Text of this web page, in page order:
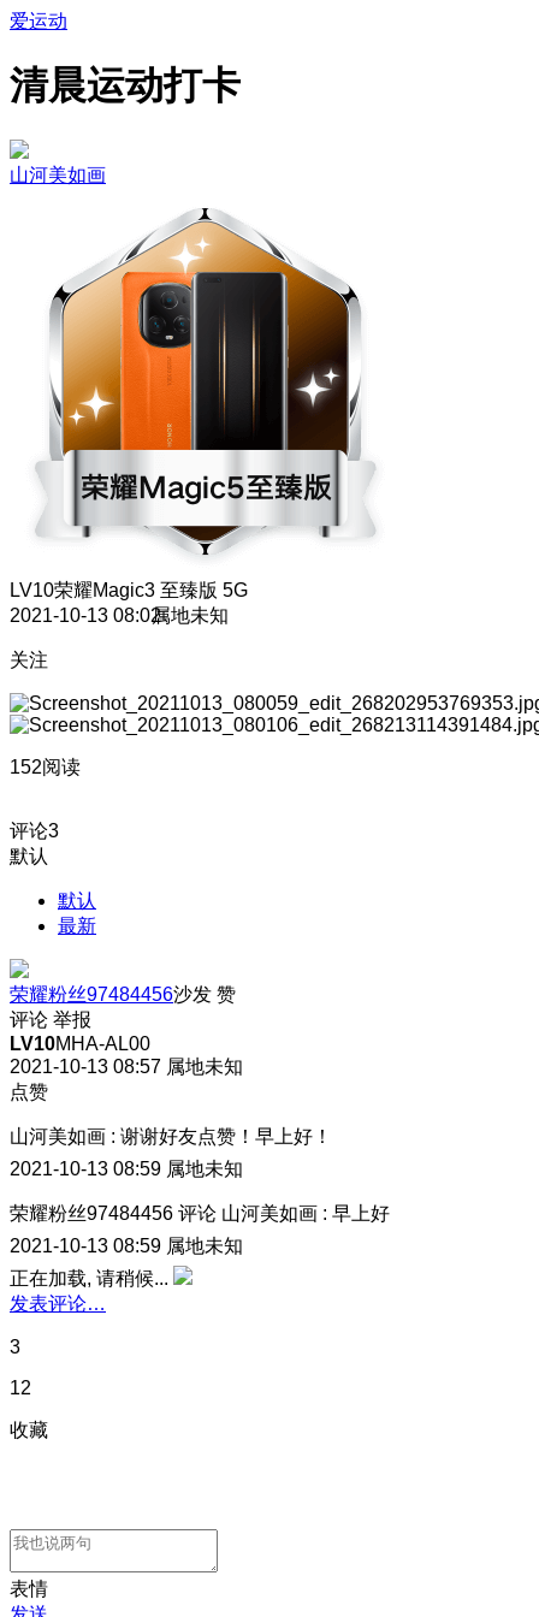
爱运动
清晨运动打卡
山河美如画
LV10荣耀Magic3 至臻版 5G
2021-10-13 08:02属地未知
关注
152阅读
评论3
默认
默认
最新
荣耀粉丝97484456沙发 赞
评论 举报
LV10MHA-AL00
2021-10-13 08:57 属地未知
点赞
山河美如画 : 谢谢好友点赞！早上好！
2021-10-13 08:59 属地未知
荣耀粉丝97484456 评论 山河美如画 : 早上好
2021-10-13 08:59 属地未知
正在加载, 请稍候...
发表评论…
3
12
收藏
表情